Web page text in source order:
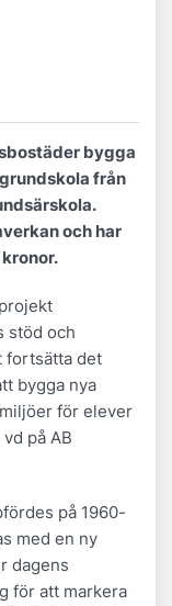
bygga
från
och har
stöd och
fortsätta det
bygga nya
för elever
på AB
på 1960-
med en ny
dagens
för att markera